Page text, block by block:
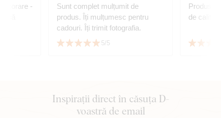
-
Sunt complet mulțumit de
produs. Îți mulțumesc pentru
cadouri. Îți trimit fotografia.
5/5
Produs
de
Inspirații direct în căsuța D-
voastră de email